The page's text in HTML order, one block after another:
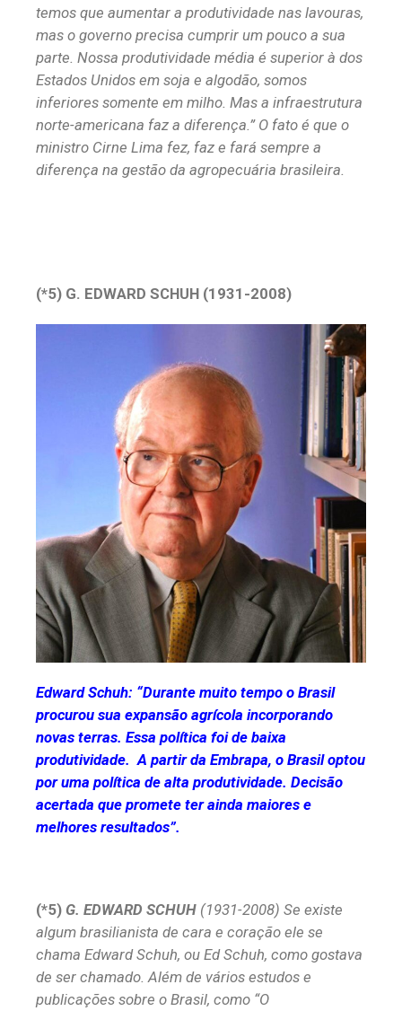
temos que aumentar a produtividade nas lavouras,
mas o governo precisa cumprir um pouco a sua
parte. Nossa produtividade média é superior à dos
Estados Unidos em soja e algodão, somos
inferiores somente em milho. Mas a infraestrutura
norte-americana faz a diferença.” O fato é que o
ministro Cirne Lima fez, faz e fará sempre a
diferença na gestão da agropecuária brasileira.
(*5) G. EDWARD SCHUH (1931-2008)
Edward Schuh: “Durante muito tempo o Brasil
procurou sua expansão agrícola incorporando
novas terras. Essa política foi de baixa
produtividade. A partir da Embrapa, o Brasil optou
por uma política de alta produtividade. Decisão
acertada que promete ter ainda maiores e
melhores resultados”.
(*5) G. EDWARD SCHUH (1931-2008) Se existe
algum brasilianista de cara e coração ele se
chama Edward Schuh, ou Ed Schuh, como gostava
de ser chamado. Além de vários estudos e
publicações sobre o Brasil, como “O